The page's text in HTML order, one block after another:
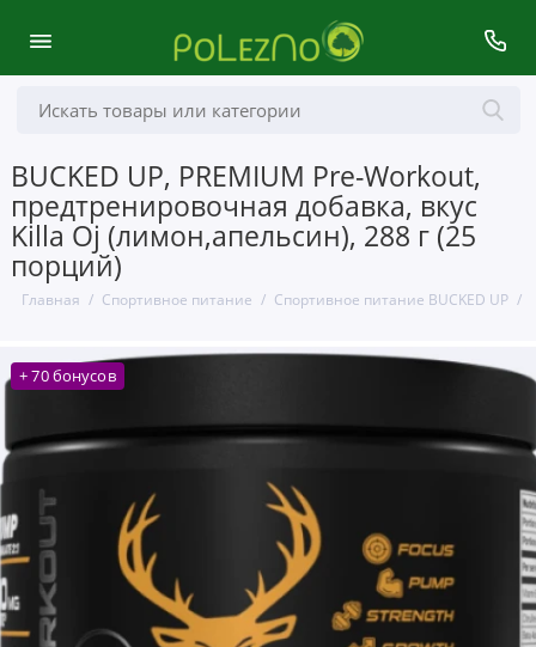
BUCKED UP, PREMIUM Pre-Workout,
предтренировочная добавка, вкус
Killa Oj (лимон,апельсин), 288 г (25
порций)
Главная Спортивное питание Спортивное питание BUCKED UP
+ 70 бонусов